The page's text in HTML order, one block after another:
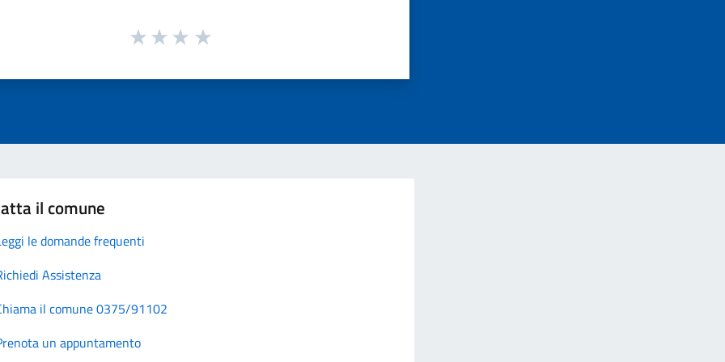
il comune
le domande frequenti
Assistenza
il comune 0375/91102
un appuntamento